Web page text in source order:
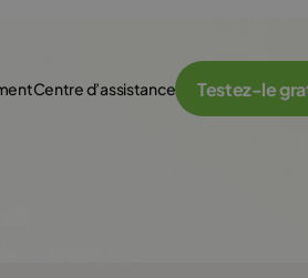
Centre d’assistance Testez-le